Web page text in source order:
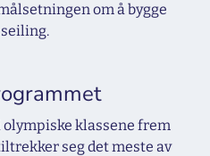
om å bygge
klassene frem
seg det meste av